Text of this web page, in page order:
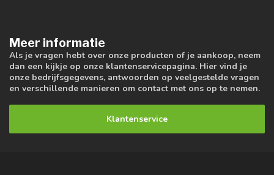
Meer informatie
Als je vragen hebt over onze producten of je aankoop, neem
dan een kijkje op onze klantenservicepagina. Hier vind je
onze bedrijfsgegevens, antwoorden op veelgestelde vragen
en verschillende manieren om contact met ons op te nemen.
Klantenservice